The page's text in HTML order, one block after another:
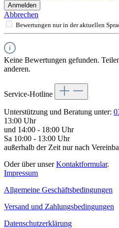
Anmelden
Abbrechen
Bewertungen nur in der aktuellen
Keine Bewertungen gefunden.
anderen.
Service-Hotline
Unterstützung und Beratung unter:
13:00 Uhr
und 14:00 - 18:00 Uhr
Sa 10:00 - 13:00 Uhr
außerhalb der Zeit nur nach
Oder über unserKontaktformular.
Impressum
Allgemeine Geschäftsbedingungen
Versand und Zahlungsbedingungen
Datenschutzerklärung